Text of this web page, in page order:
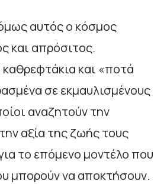
αυτός ο κόσμος
και απρόσιτος.
και «ποτά
σε εκμαυλισμένους
αναζητούν την
αξία της ζωής τους
το επόμενο μοντέλο που
μπορούν να αποκτήσουν.